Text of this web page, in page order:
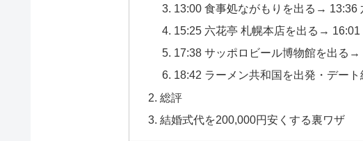
13:00 食事処ながもりを出る→ 13:36
15:25 六花亭 札幌本店を出る→
17:38 サッポロビール博物館を出る
18:42 ラーメン共和国を出発・デート
総評
結婚式代を200,000円安くする裏ワザ